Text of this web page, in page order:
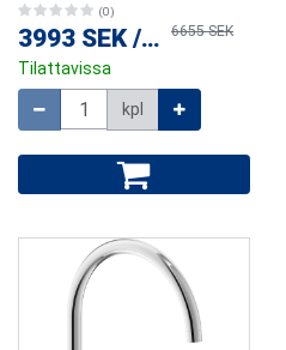
(0)
3993 SEK / kpl6655 SEK
Tilattavissa
kpl